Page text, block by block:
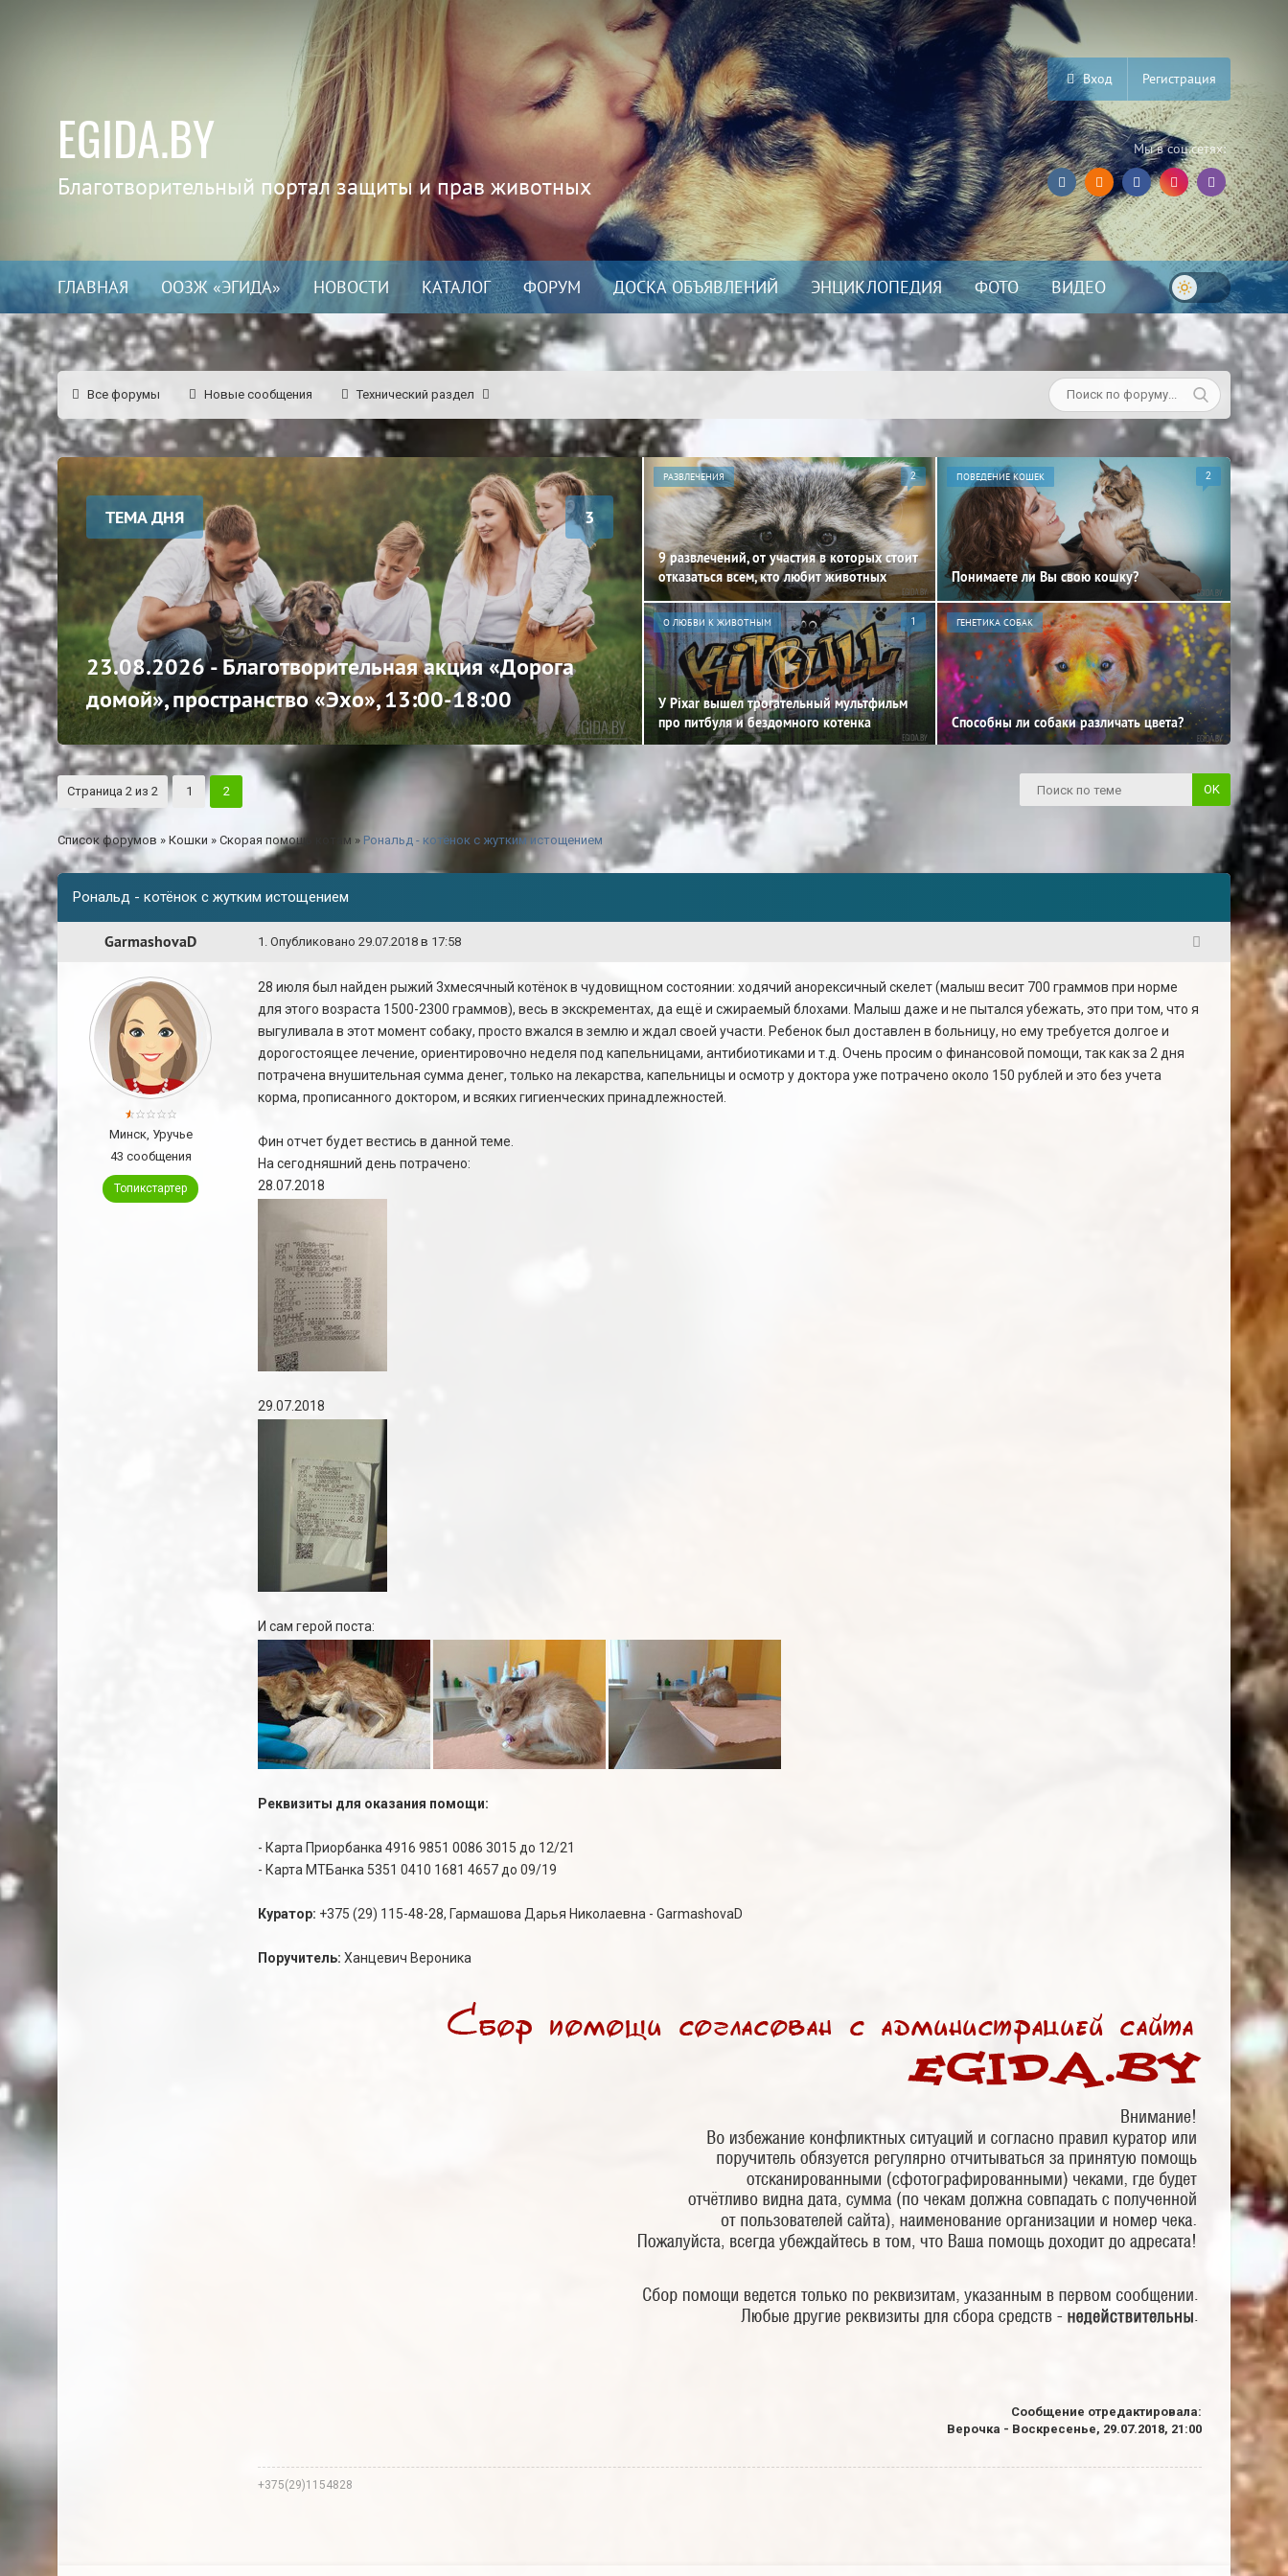
EGIDA.BY
Благотворительный портал защиты и прав животных
Вход Регистрация
Мы в соц.сетях:
ГЛАВНАЯ ООЗЖ «ЭГИДА» НОВОСТИ КАТАЛОГ ФОРУМ ДОСКА ОБЪЯВЛЕНИЙ ЭНЦИКЛОПЕДИЯ ФОТО ВИДЕО
Все форумы Новые сообщения Технический раздел
ТЕМА ДНЯ 3
23.08.2026 - Благотворительная акция «Дорога
домой», пространство «Эхо», 13:00-18:00
РАЗВЛЕЧЕНИЯ 2
9 развлечений, от участия в которых стоит
отказаться всем, кто любит животных
ПОВЕДЕНИЕ КОШЕК 2
Понимаете ли Вы свою кошку?
О ЛЮБВИ К ЖИВОТНЫМ 1
У Pixar вышел трогательный мультфильм
про питбуля и бездомного котенка
ГЕНЕТИКА СОБАК
Способны ли собаки различать цвета?
Страница 2 из 2 1 2
Список форумов » Кошки » Скорая помощь котам » Рональд - котёнок с жутким истощением
Рональд - котёнок с жутким истощением
GarmashovaD 1 . Опубликовано 29.07.2018 в 17:58
Минск, Уручье
43 сообщения
Топикстартер
28 июля был найден рыжий 3хмесячный котёнок в чудовищном состоянии: ходячий анорексичный скелет (малыш весит 700 граммов при норме
для этого возраста 1500-2300 граммов), весь в экскрементах, да ещё и сжираемый блохами. Малыш даже и не пытался убежать, это при том, что я
выгуливала в этот момент собаку, просто вжался в землю и ждал своей участи. Ребенок был доставлен в больницу, но ему требуется долгое и
дорогостоящее лечение, ориентировочно неделя под капельницами, антибиотиками и т.д. Очень просим о финансовой помощи, так как за 2 дня
потрачена внушительная сумма денег, только на лекарства, капельницы и осмотр у доктора уже потрачено около 150 рублей и это без учета
корма, прописанного доктором, и всяких гигиенческих принадлежностей.
Фин отчет будет вестись в данной теме.
На сегодняшний день потрачено:
28.07.2018
29.07.2018
И сам герой поста:
Реквизиты для оказания помощи:
- Карта Приорбанка 4916 9851 0086 3015 до 12/21
- Карта МТБанка 5351 0410 1681 4657 до 09/19
Куратор: +375 (29) 115-48-28, Гармашова Дарья Николаевна - GarmashovaD
Поручитель: Ханцевич Вероника
Сообщение отредактировала:
Верочка - Воскресенье, 29.07.2018, 21:00
+375(29)1154828